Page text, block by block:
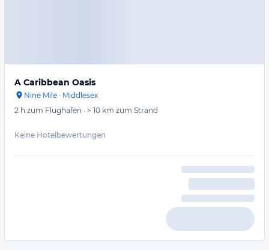
A Caribbean Oasis
Nine Mile · Middlesex
2 h zum Flughafen · > 10 km zum Strand
Keine Hotelbewertungen